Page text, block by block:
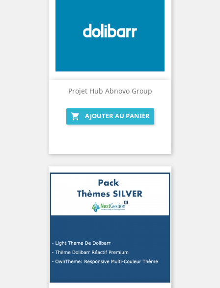
Projet Hub Abnovo Group
 AJOUTER AU PANIER